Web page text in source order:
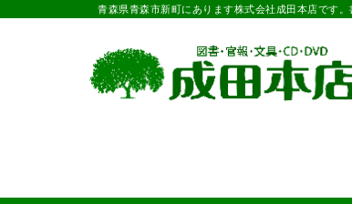
青森県青森市新町にあります株式会社成田本店です